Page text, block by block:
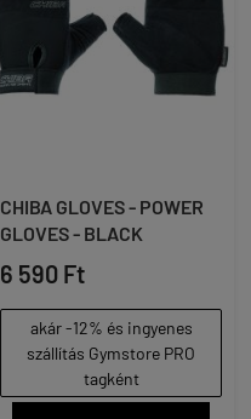
CHIBA GLOVES - POWER
GLOVES - BLACK
6 590 Ft
akár -12% és ingyenes
szállítás Gymstore PRO
tagként